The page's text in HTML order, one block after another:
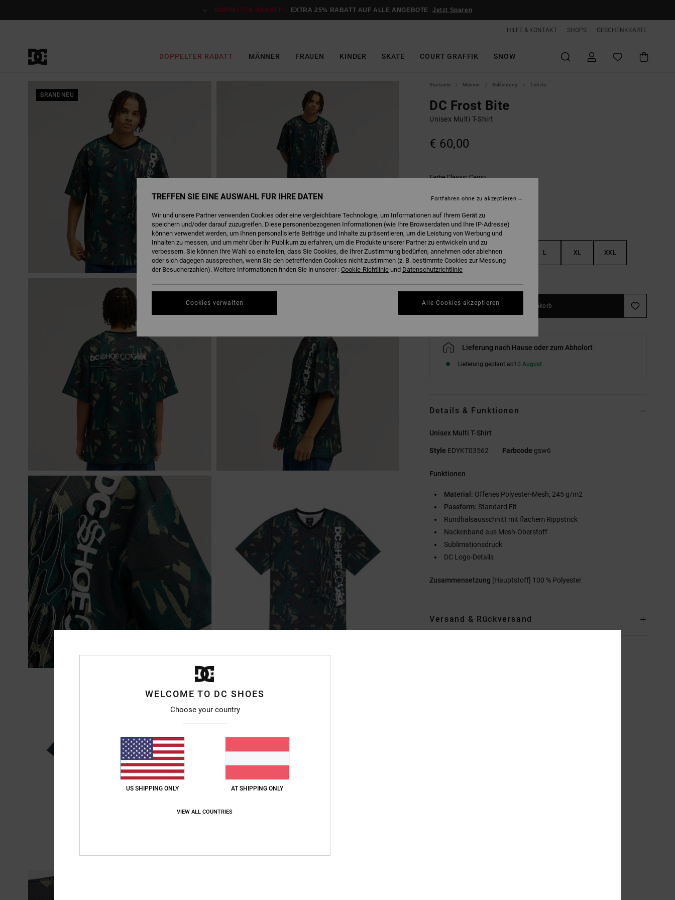
DOPPELTER RABATT*: EXTRA 25% RABATT AUF ALLE ANGEBOTE Jetzt Sparen
HILFE & KONTAKT SHOPS GESCHENKKARTE
DOPPELTER RABATT MÄNNER FRAUEN KINDER SKATE COURT GRAFFIK SNOW
BRANDNEU
Startseite Männer Bekleidung T-shirts
DC Frost Bite
Unisex Multi T-Shirt
€ 60,00
FarbeClassic Camo
XS S L XL XXL
In den Warenkorb
Lieferung nach Hause oder zum Abholort
Lieferung geplant ab10 August
Details & Funktionen
Unisex Multi T-Shirt
Style EDYKT03562 Farbcode gsw6
Funktionen
Material: Offenes Polyester-Mesh, 245 g/m2
Passform: Standard Fit
Rundhalsausschnitt mit flachem Rippstrick
Nackenband aus Mesh-Oberstoff
Sublimationsdruck
DC Logo-Details
Zusammensetzung [Hauptstoff] 100 % Polyester
Versand & Rückversand
WELCOME TO DC SHOES
Choose your country
US SHIPPING ONLY AT SHIPPING ONLY
VIEW ALL COUNTRIES
TREFFEN SIE EINE AUSWAHL FÜR IHRE DATEN
Wir und unsere Partner verwenden Cookies oder eine vergleichbare Technologie, um Informationen auf Ihrem Gerät zu
speichern und/oder darauf zuzugreifen. Diese personenbezogenen Informationen (wie Ihre Browserdaten und Ihre IP-Adresse)
können verwendet werden, um Ihnen personalisierte Beiträge und Inhalte zu präsentieren, um die Leistung von Werbung und
Inhalten zu messen, und um mehr über ihr Publikum zu erfahren, um die Produkte unserer Partner zu entwickeln und zu
verbessern. Sie können Ihre Wahl so einstellen, dass Sie Cookies, die Ihrer Zustimmung bedürfen, annehmen oder ablehnen
oder sich dagegen aussprechen, wenn Sie den betreffenden Cookies nicht zustimmen (z. B. bestimmte Cookies zur Messung
der Besucherzahlen). Weitere Informationen finden Sie in unserer : Cookie-Richtlinie und Datenschutzrichtlinie
Cookies verwalten
Fortfahren ohne zu akzeptieren
Alle Cookies akzeptieren